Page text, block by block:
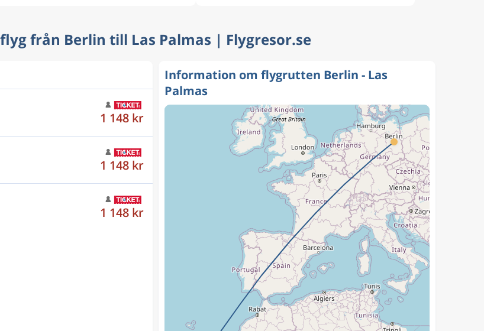
från Berlin till Las Palmas | Flygresor.se
1 148 kr
1 148 kr
1 148 kr
Information om flygrutten Berlin - Las
Palmas